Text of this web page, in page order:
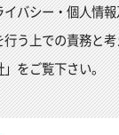
バシー・個人情
う上での責務と
」をご覧下さい。